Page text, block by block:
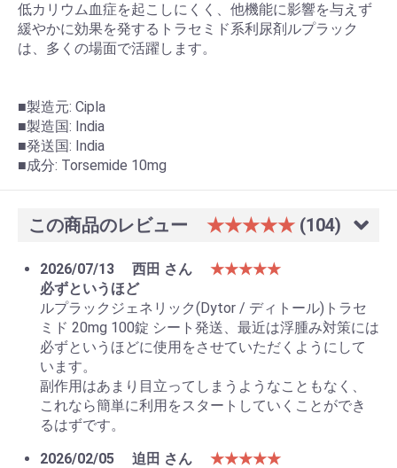
低カリウム血症を起こしにくく、他機能に影響を与えず
緩やかに効果を発するトラセミド系利尿剤ルプラック
は、多くの場面で活躍します。
■製造元: Cipla
■製造国: India
■発送国: India
■成分: Torsemide 10mg
この商品のレビュー ★★★★★ (104)
2026/07/13 西田 さん
★★★★★
必ずというほど
ルプラックジェネリック(Dytor / ディトール)トラセ
ミド 20mg 100錠 シート発送、最近は浮腫み対策には
必ずというほどに使用をさせていただくようにして
います。
副作用はあまり目立ってしまうようなこともなく、
これなら簡単に利用をスタートしていくことができ
るはずです。
2026/02/05
迫田 さん ★★★★★